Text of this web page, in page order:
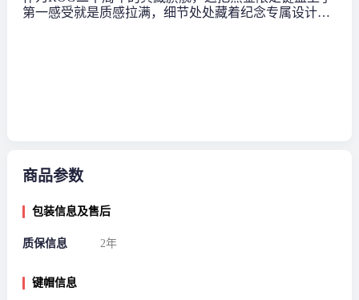
第一感受就是质感拉满，细节处处藏着纪念专属设计，
商品参数
包装信息及售后
质保信息 2年
键帽信息